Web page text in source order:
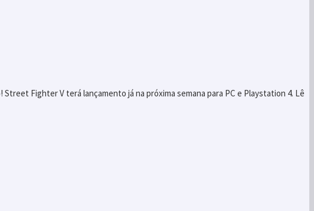
Fighter V terá lançamento já na próxima semana para PC e Playstation 4. Lê